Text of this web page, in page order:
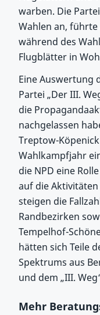
warben. Die
Wahlen an,
während des
Flugblätter in
Eine Auswertung
Partei „Der III.
die
nachgelassen
Treptow-
Wahlkampfjahr
die NPD eine
auf die Aktivitäten
steigen die
Randbezirken
Tempelhof-
hätten sich Teile
Spektrums aus
und dem „III.
Mehr